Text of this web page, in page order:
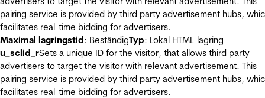
pairing service is provided by third party advertisement hubs,
facilitates real-time bidding for advertisers.
Maximal lagringstid: BeständigTyp: Lokal HTML-lagring
u_sclid_rSets a unique ID for the visitor, that allows third party
advertisers to target the visitor with relevant advertisement. This
pairing service is provided by third party advertisement hubs,
facilitates real-time bidding for advertisers.